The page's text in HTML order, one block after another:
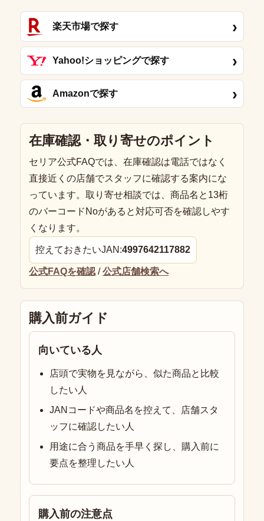
楽天市場で探す ›
Yahoo!ショッピングで探す ›
Amazonで探す ›
在庫確認・取り寄せのポイント
セリア公式FAQでは、在庫確認は電話ではなく
直接近くの店舗でスタッフに確認する案内にな
っています。取り寄せ相談では、商品名と13桁
のバーコードNoがあると対応可否を確認しやす
くなります。
控えておきたいJAN:4997642117882
公式FAQを確認 /公式店舗検索へ
購入前ガイド
向いている人
店頭で実物を見ながら、似た商品と比較
したい人
JANコードや商品名を控えて、店舗スタ
ッフに確認したい人
用途に合う商品を手早く探し、購入前に
要点を整理したい人
購入前の注意点